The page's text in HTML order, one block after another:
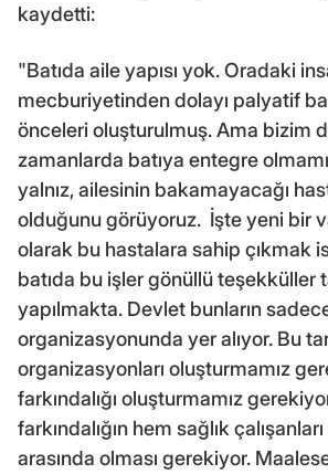
kaydetti:
"Batıda aile yapısı yok. Oradaki
mecburiyetinden dolayı palyatif
önceleri oluşturulmuş. Ama bizim
zamanlarda batıya entegre
yalnız, ailesinin bakamayacağı
olduğunu görüyoruz. İşte yeni bir
olarak bu hastalara sahip çıkmak
batıda bu işler gönüllü teşekküller
yapılmakta. Devlet bunların
organizasyonunda yer alıyor. Bu
organizasyonları oluşturmamız
farkındalığı oluşturmamız
farkındalığın hem sağlık
arasında olması gerekiyor.